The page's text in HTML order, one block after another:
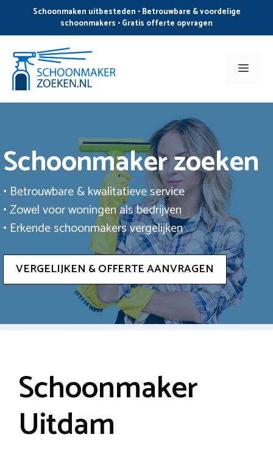
de
inhoud
Schoonmaken uitbesteden • Betrouwbare & voordelige
schoonmakers • Gratis offerte opvragen
Menu
Schoonmaker zoeken
• Betrouwbare & kwalitatieve service
• Zowel voor woningen als bedrijven
• Erkende schoonmakers vergelijken
VERGELIJKEN & OFFERTE AANVRAGEN
Schoonmaker
Uitdam